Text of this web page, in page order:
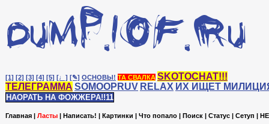
[1] [2] [3] [4] [5] [♩] [✎] ОСНОВЫ! ТА СВАЛКА SKOTOCHAT!!!
ТЕЛЕГРАММА SOMOOPRUV RELAX ИХ ИЩЕТ
НАОРАТЬ НА ФОЖЖЕРА!!11
Главная | Ласты | Написать! | Картинки | Что попало | Поиск | Статус | Сетуп |